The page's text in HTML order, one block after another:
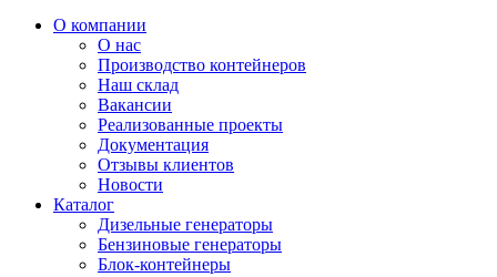
О компании
О нас
Производство контейнеров
Наш склад
Вакансии
Реализованные проекты
Документация
Отзывы клиентов
Новости
Каталог
Дизельные генераторы
Бензиновые генераторы
Блок-контейнеры